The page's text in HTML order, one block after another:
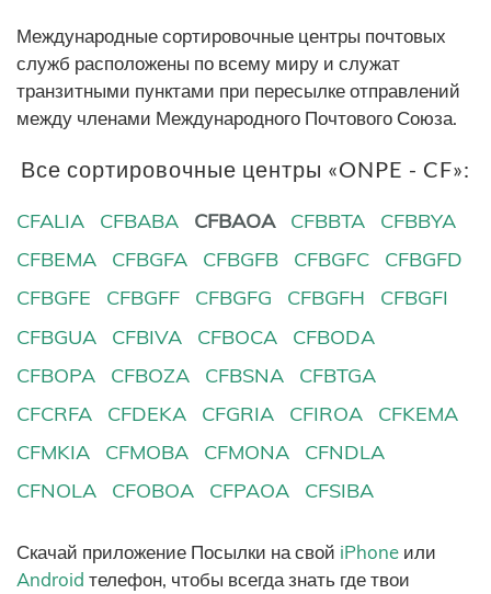
Международные сортировочные центры почтовых
служб расположены по всему миру и служат
транзитными пунктами при пересылке отправлений
между членами Международного Почтового Союза.
Все сортировочные центры «ONPE - CF»:
CFALIA CFBABA CFBAOA CFBBTA
CFBBYA
CFBEMA
CFBGFA CFBGFB CFBGFC
CFBGFD
CFBGFE
CFBGFF CFBGFG CFBGFH
CFBGFI
CFBGUA
CFBIVA CFBOCA
CFBODA
CFBOPA
CFBOZA CFBSNA
CFBTGA
CFCRFA
CFDEKA CFGRIA CFIROA
CFKEMA
CFMKIA
CFMOBA CFMONA
CFNDLA
CFNOLA
CFOBOA CFPAOA CFSIBA
Скачай приложение Посылки на свой iPhone или
Android телефон, чтобы всегда знать где твои